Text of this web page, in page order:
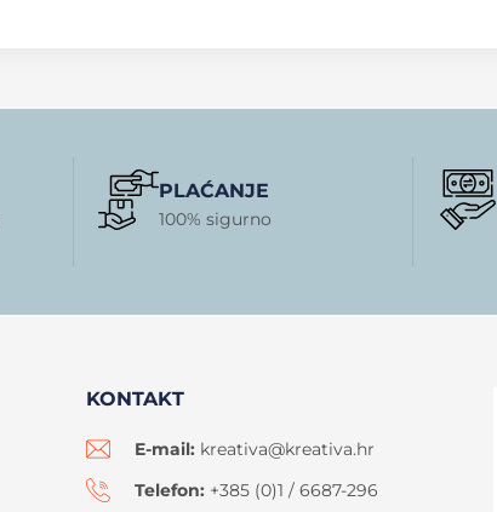
PLAĆANJE
100% sigurno
KONTAKT
E-mail: kreativa@kreativa.hr
Telefon: +385 (0)1 / 6687-296